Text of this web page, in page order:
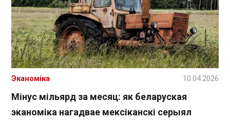
Мінус мільярд за месяц: як беларуская
эканоміка нагадвае мексіканскі серыял
Эканоміка 10.04.2026